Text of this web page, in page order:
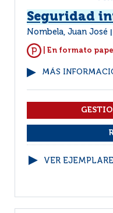
Seguridad
Nombela, Juan José
| En formato
MÁS
VER